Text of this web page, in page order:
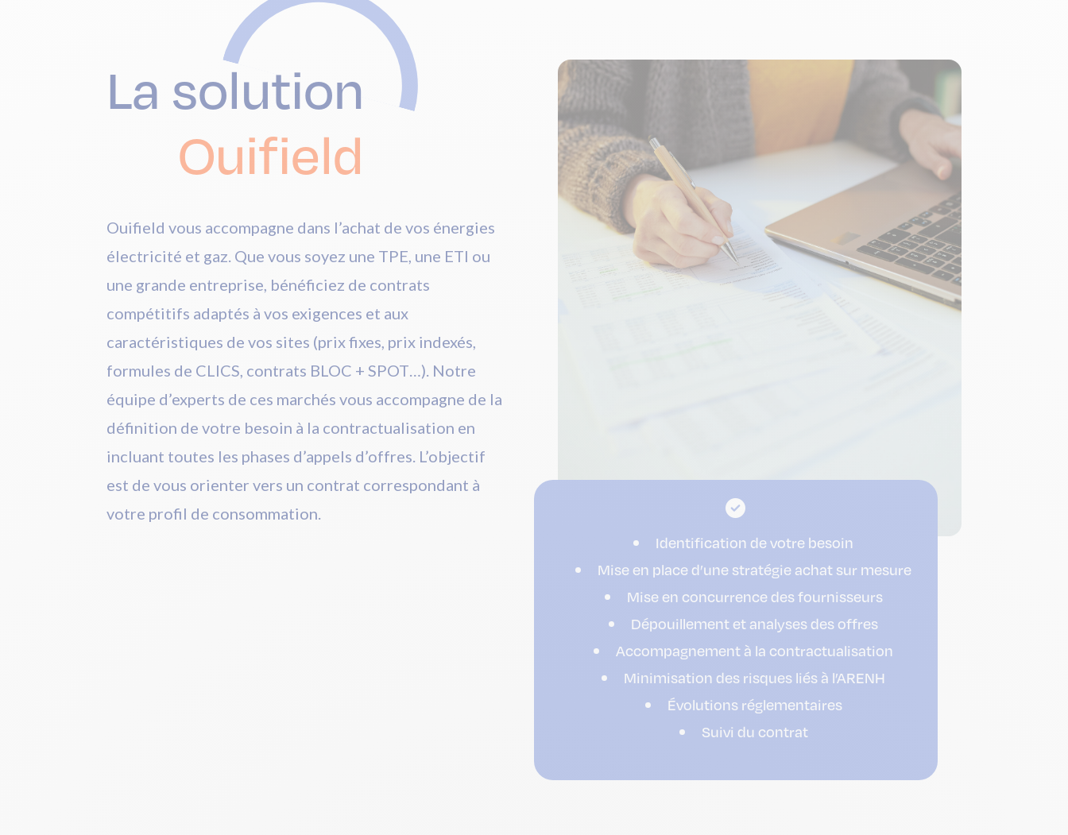
La solution
Ouifield
Ouifield vous accompagne dans l’achat de vos énergies
électricité et gaz. Que vous soyez une TPE, une ETI ou
une grande entreprise, bénéficiez de contrats
compétitifs adaptés à vos exigences et aux
caractéristiques de vos sites (prix fixes, prix indexés,
formules de CLICS, contrats BLOC + SPOT…). Notre
équipe d’experts de ces marchés vous accompagne de la
définition de votre besoin à la contractualisation en
incluant toutes les phases d’appels d’offres. L’objectif
est de vous orienter vers un contrat correspondant à
votre profil de consommation.
Identification de votre besoin
Mise en place d’une stratégie achat sur mesure
Mise en concurrence des fournisseurs
Dépouillement et analyses des offres
Accompagnement à la contractualisation
Minimisation des risques liés à l’ARENH
Évolutions réglementaires
Suivi du contrat